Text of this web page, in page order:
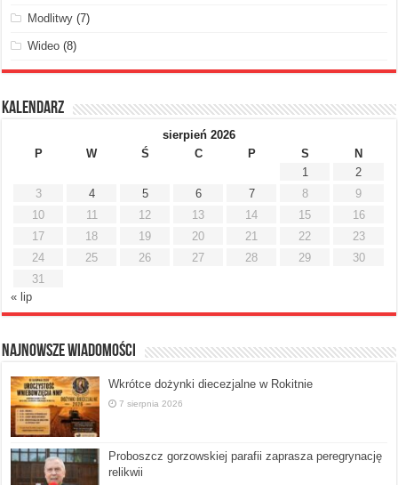
Modlitwy (7)
Wideo (8)
Kalendarz
sierpień 2026
P
W Ś C P S
N
1
2
3
4 5 6 7 8
9
10
11 12 13 14 15
16
17
18 19 20 21 22
23
24
25 26 27 28 29
30
31
« lip
Najnowsze Wiadomości
Wkrótce dożynki diecezjalne w Rokitnie
7 sierpnia 2026
Proboszcz gorzowskiej parafii zaprasza peregrynację
relikwii